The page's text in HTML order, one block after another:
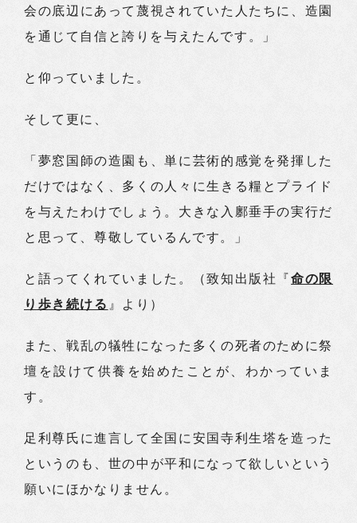
会の底辺にあって蔑視されていた人たちに、造園
を通じて自信と誇りを与えたんです。」
と仰っていました。
そして更に、
「夢窓国師の造園も、単に芸術的感覚を発揮した
だけではなく、多くの人々に生きる糧とプライド
を与えたわけでしょう。大きな入鄽垂手の実行だ
と思って、尊敬しているんです。」
と語ってくれていました。（致知出版社『命の限
り歩き続ける 』より）
また、戦乱の犠牲になった多くの死者のために祭
壇を設けて供養を始めたことが、わかっていま
す。
足利尊氏に進言して全国に安国寺利生塔を造った
というのも、世の中が平和になって欲しいという
願いにほかなりません。